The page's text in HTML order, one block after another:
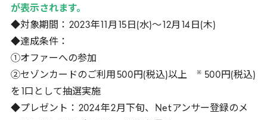
が表示されます。
◆対象期間： 2023年 11月 15 日(水)～ 12月 14 日(木)
◆達成条件：
①オファーへの参加
②セゾンカードのご利用 500円(税込)以上 ※ 500円(税込)
を 1口として抽選実施
◆プレゼント： 2024年2月下旬、 Net アンサー登録のメ